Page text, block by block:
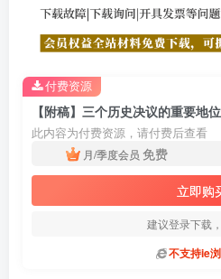
【附稿】三个历史决议的重要地
此内容为付费资源，请付费后查看
月/季度会员 免费
立即购
建议登录下载
不支持ie
付费资源